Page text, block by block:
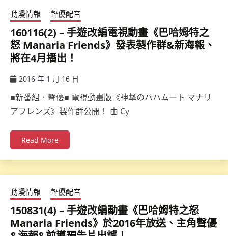
動漫情報 聲優配音
160116(2) – 手遊改編電視動畫《巴哈姆特之
怒 Manaria Friends》發表製作群&新海報、
將在4月播出！
2016 年 1 月 16 日
■新番組．聲優■ 電視動畫版《神撃のバハムート マナリ
アフレンズ》製作群公開！ 由 Cy
Read More
動漫情報 聲優配音
150831(4) – 手遊改編動畫《巴哈姆特之怒
Manaria Friends》於2016年放送、主角聲優